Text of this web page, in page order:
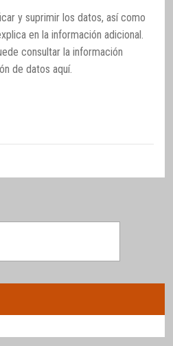
y suprimir los datos, así como
en la información adicional.
consultar la información
de datos aquí.